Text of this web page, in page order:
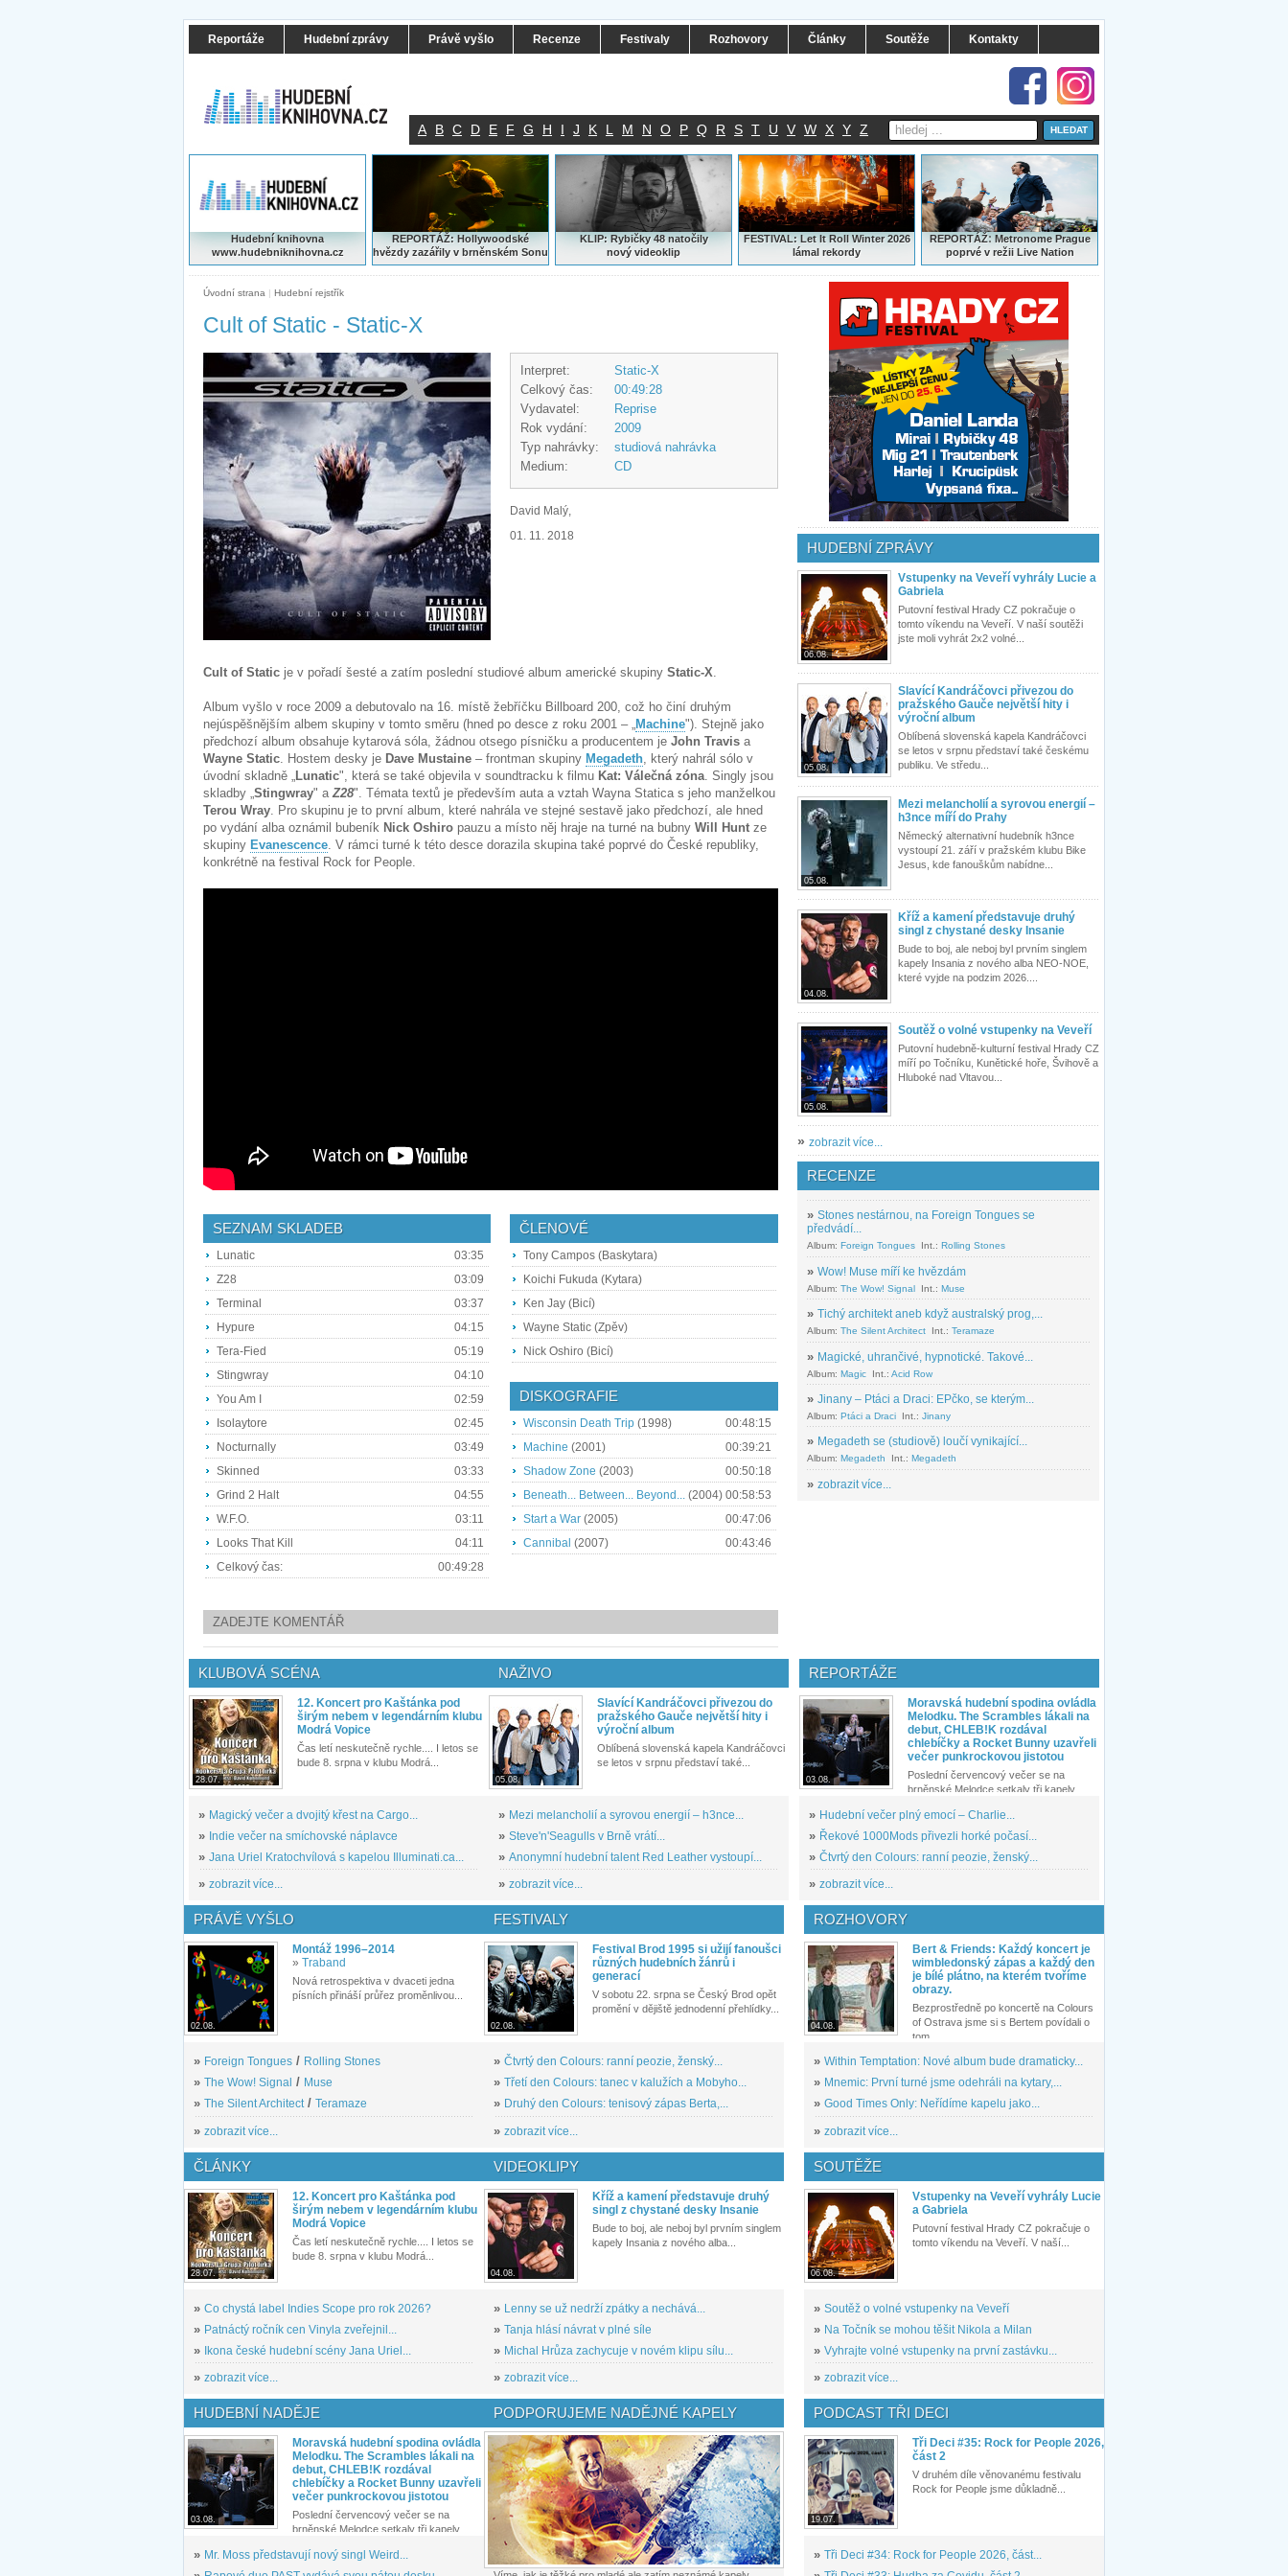
Reportáže Hudební zprávy Právě vyšlo Recenze Festivaly Rozhovory Články Soutěže Kontakty
A B C D E F G H I J K L M N O P Q R S T U V W X Y Z
Hudební knihovna
www.hudebniknihovna.cz
REPORTÁŽ: Hollywoodské
hvězdy zazářily v brněnském Sonu
KLIP: Rybičky 48 natočily
nový videoklip
FESTIVAL: Let It Roll Winter 2026
lámal rekordy
REPORTÁŽ:Metronome Prague
poprvé v režii Live Nation
Úvodní strana | Hudební rejstřík
Cult of Static - Static-X
Interpret:
Static-X
Celkový čas:
00:49:28
Vydavatel:
Reprise
Rok vydání:
2009
Typ nahrávky:
studiová nahrávka
Medium:
CD
David Malý,
01. 11. 2018
Cult of Static je v pořadí šesté a zatím poslední studiové album americké skupiny Static-X.
Album vyšlo v roce 2009 a debutovalo na 16. místě žebříčku Billboard 200, což ho činí druhým
nejúspěšnějším albem skupiny v tomto směru (hned po desce z roku 2001 – „Machine"). Stejně jako
předchozí album obsahuje kytarová sóla, žádnou otsego písničku a producentem je John Travis a
Wayne Static. Hostem desky je Dave Mustaine – frontman skupiny Megadeth, který nahrál sólo v
úvodní skladně „Lunatic", která se také objevila v soundtracku k filmu Kat: Válečná zóna. Singly jsou
skladby „Stingwray" aZ28". Témata textů je především auta a vztah Wayna Statica s jeho manželkou
Terou Wray. Pro skupinu je to první album, které nahrála ve stejné sestavě jako předchozí, ale hned
po vydání alba oznámil bubeník Nick Oshiro pauzu a místo něj hraje na turné na bubny Will Hunt ze
skupiny Evanescence. V rámci turné k této desce dorazila skupina také poprvé do České republiky,
konkrétně na festival Rock for People.
SEZNAM SKLADEB
Lunatic
03:35
Z28
03:09
Terminal
03:37
Hypure
04:15
Tera-Fied
05:19
Stingwray
04:10
You Am I
02:59
Isolaytore
02:45
Nocturnally
03:49
Skinned
03:33
Grind 2 Halt
04:55
W.F.O.
03:11
Looks That Kill
04:11
Celkový čas:
00:49:28
ČLENOVÉ
Tony Campos (Baskytara)
Koichi Fukuda (Kytara)
Ken Jay (Bicí)
Wayne Static (Zpěv)
Nick Oshiro (Bicí)
DISKOGRAFIE
Wisconsin Death Trip (1998)
00:48:15
Machine (2001)
00:39:21
Shadow Zone (2003)
00:50:18
Beneath... Between... Beyond... (2004) 00:58:53
Start a War (2005)
00:47:06
Cannibal (2007) 00:43:46
ZADEJTE KOMENTÁŘ
HUDEBNÍ ZPRÁVY
06.08.
Vstupenky na Veveří vyhrály Lucie a
Gabriela
Putovní festival Hrady CZ pokračuje o
tomto víkendu na Veveří. V naší soutěži
jste moli vyhrát 2x2 volné...
05.08.
Slavící Kandráčovci přivezou do
pražského Gauče největší hity i
výroční album
Oblíbená slovenská kapela Kandráčovci
se letos v srpnu představí také českému
publiku. Ve středu...
05.08.
Mezi melancholií a syrovou energií –
h3nce míří do Prahy
Německý alternativní hudebník h3nce
vystoupí 21. září v pražském klubu Bike
Jesus, kde fanouškům nabídne...
04.08.
Kříž a kamení představuje druhý
singl z chystané desky Insanie
Bude to boj, ale neboj byl prvním singlem
kapely Insania z nového alba NEO-NOE,
které vyjde na podzim 2026....
05.08.
Soutěž o volné vstupenky na Veveří
Putovní hudebně-kulturní festival Hrady CZ
míří po Točníku, Kunětické hoře, Švihově a
Hluboké nad Vltavou...
» zobrazit více...
RECENZE
» Stones nestárnou, na Foreign Tongues se
předvádí...
Album: Foreign Tongues Int.: Rolling Stones
» Wow! Muse míří ke hvězdám
Album: The Wow! Signal Int.: Muse
» Tichý architekt aneb když australský prog,...
Album: The Silent Architect Int.: Teramaze
» Magické, uhrančivé, hypnotické. Takové...
Album: Magic Int.: Acid Row
» Jinany – Ptáci a Draci: EPčko, se kterým...
Album: Ptáci a Draci Int.: Jinany
» Megadeth se (studiově) loučí vynikající...
Album: Megadeth Int.: Megadeth
» zobrazit více...
KLUBOVÁ SCÉNA
28.07.
12. Koncert pro Kaštánka pod
širým nebem v legendárním klubu
Modrá Vopice
Čas letí neskutečně rychle.... I letos se
bude 8. srpna v klubu Modrá...
» Magický večer a dvojitý křest na Cargo...
» Indie večer na smíchovské náplavce
» Jana Uriel Kratochvílová s kapelou Illuminati.ca...
» zobrazit více...
NAŽIVO
05.08.
Slavící Kandráčovci přivezou do
pražského Gauče největší hity i
výroční album
Oblíbená slovenská kapela Kandráčovci
se letos v srpnu představí také...
» Mezi melancholií a syrovou energií – h3nce...
» Steve'n'Seagulls v Brně vrátí...
» Anonymní hudební talent Red Leather vystoupí...
» zobrazit více...
REPORTÁŽE
03.08.
Moravská hudební spodina ovládla
Melodku. The Scrambles lákali na
debut, CHLEB!K rozdával
chlebíčky a Rocket Bunny uzavřeli
večer punkrockovou jistotou
Poslední červencový večer se na
brněnské Melodce setkaly tři kapely...
» Hudební večer plný emocí – Charlie...
» Řekové 1000Mods přivezli horké počasí...
» Čtvrtý den Colours: ranní peozie, ženský...
» zobrazit více...
PRÁVĚ VYŠLO
02.08.
Montáž 1996–2014
» Traband
Nová retrospektiva v dvaceti jedna
písních přináší průřez proměnlivou...
» Foreign Tongues / Rolling Stones
» The Wow! Signal / Muse
» The Silent Architect/ Teramaze
» zobrazit více...
FESTIVALY
02.08.
Festival Brod 1995 si užijí fanoušci
různých hudebních žánrů i
generací
V sobotu 22. srpna se Český Brod opět
promění v dějiště jednodenní přehlídky...
» Čtvrtý den Colours: ranní peozie, ženský...
» Třetí den Colours: tanec v kalužích a Mobyho...
» Druhý den Colours: tenisový zápas Berta,...
» zobrazit více...
ROZHOVORY
04.08.
Bert & Friends: Každý koncert je
wimbledonský zápas a každý den
je bílé plátno, na kterém tvoříme
obrazy.
Bezprostředně po koncertě na Colours
of Ostrava jsme si s Bertem povídali o
tom,...
» Within Temptation: Nové album bude dramaticky...
» Mnemic: První turné jsme odehráli na kytary,...
» Good Times Only: Neřídíme kapelu jako...
» zobrazit více...
ČLÁNKY
28.07.
12. Koncert pro Kaštánka pod
širým nebem v legendárním klubu
Modrá Vopice
Čas letí neskutečně rychle.... I letos se
bude 8. srpna v klubu Modrá...
» Co chystá label Indies Scope pro rok 2026?
» Patnáctý ročník cen Vinyla zveřejnil...
» Ikona české hudební scény Jana Uriel...
» zobrazit více...
VIDEOKLIPY
04.08.
Kříž a kamení představuje druhý
singl z chystané desky Insanie
Bude to boj, ale neboj byl prvním singlem
kapely Insania z nového alba...
» Lenny se už nedrží zpátky a nechává...
» Tanja hlásí návrat v plné síle
» Michal Hrůza zachycuje v novém klipu sílu...
» zobrazit více...
SOUTĚŽE
06.08.
Vstupenky na Veveří vyhrály Lucie
a Gabriela
Putovní festival Hrady CZ pokračuje o
tomto víkendu na Veveří. V naší...
» Soutěž o volné vstupenky na Veveří
» Na Točník se mohou těšit Nikola a Milan
» Vyhrajte volné vstupenky na první zastávku...
» zobrazit více...
HUDEBNÍ NADĚJE
03.08.
Moravská hudební spodina ovládla
Melodku. The Scrambles lákali na
debut, CHLEB!K rozdával
chlebíčky a Rocket Bunny uzavřeli
večer punkrockovou jistotou
Poslední červencový večer se na
brněnské Melodce setkaly tři kapely...
» Mr. Moss představují nový singl Weird...
PODPORUJEME NADĚJNÉ KAPELY PODCAST TŘI DECI
19.07.
Tři Deci #35: Rock for People 2026,
část 2
V druhém díle věnovanému festivalu
Rock for People jsme důkladně...
» Tři Deci #34: Rock for People 2026, část...